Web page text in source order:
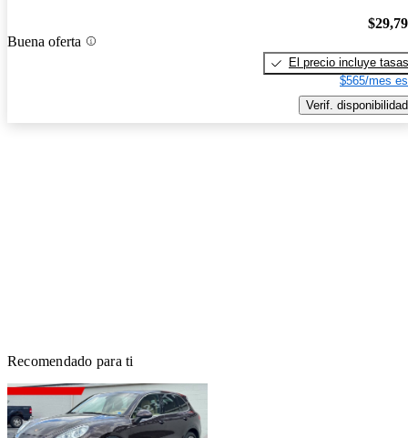
Buena oferta
El precio incluye tasas
$565/mes
Verif. disponibilidad
Recomendado para ti